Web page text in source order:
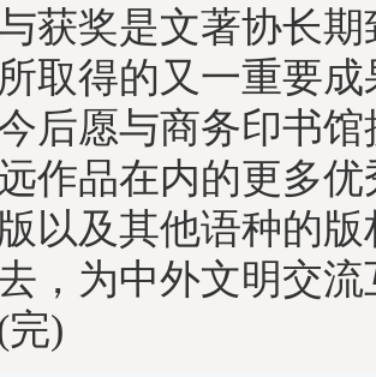
获奖是文著协长
取得的又一重要
后愿与商务印书
作品在内的更多
以及其他语种的
，为中外文明交
)